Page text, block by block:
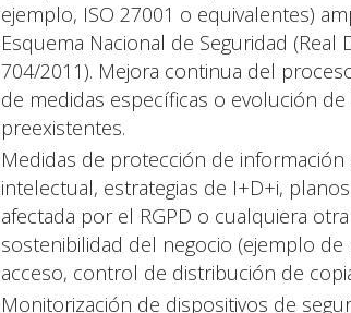
ejemplo, ISO 27001 o equivalentes)
Esquema Nacional de Seguridad
704/2011). Mejora continua del
de medidas específicas o evolución
preexistentes.
Medidas de protección de
intelectual, estrategias de I+D+i,
afectada por el RGPD o cualquiera
sostenibilidad del negocio (ejemplo
acceso, control de distribución de
Monitorización de dispositivos de